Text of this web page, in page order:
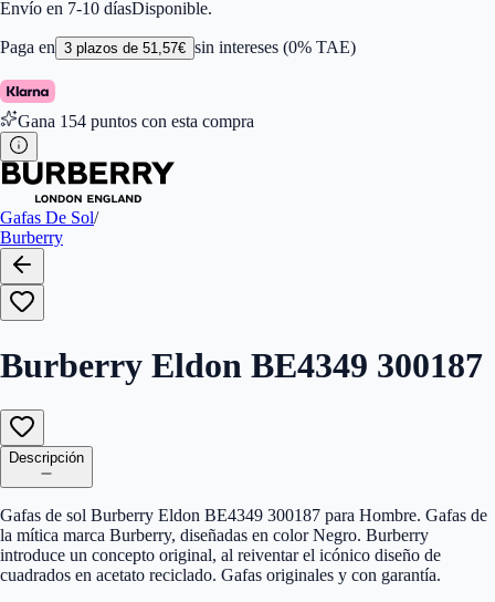
Color de Lentes:Gris
Forma:Rectangular
Género:Hombre
Largo de la Varilla (mm)
Marca
Tipo de Cristales: Normales
Envío en 7-10 díasDisponible.
Paga en 3 plazos de 51,57€ sin intereses (0% TAE)
Gana 154 puntos con esta compra
Gafas De Sol/
Burberry
Burberry Eldon BE4349 300187
Descripción
Gafas de sol Burberry Eldon BE4349 300187 para Hombre. Gafas de
la mítica marca Burberry, diseñadas en color Negro. Burberry
introduce un concepto original, al reiventar el icónico diseño de
cuadrados en acetato reciclado. Gafas originales y con garantía.